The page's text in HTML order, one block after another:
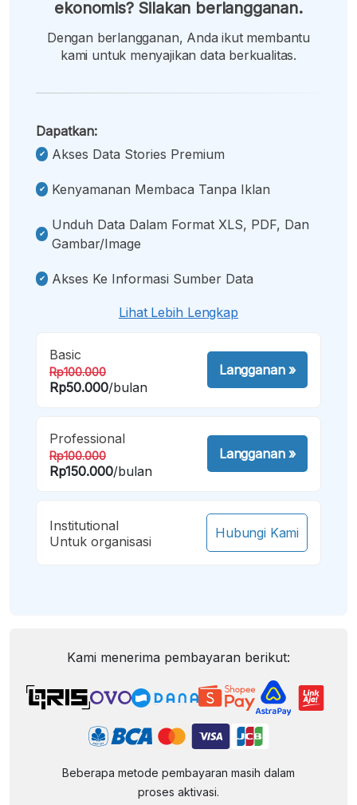
ekonomis? Silakan berlangganan.
Dengan berlangganan, Anda ikut membantu
kami untuk menyajikan data berkualitas.
Dapatkan:
Akses Data Stories Premium
Kenyamanan Membaca Tanpa Iklan
Unduh Data Dalam Format XLS, PDF, Dan
Gambar/image
Akses Ke Informasi Sumber Data
Lihat Lebih Lengkap
Basic
Rp100.000
Rp50.000/bulan
Langganan»
Professional
Rp100.000
Rp150.000/bulan
Langganan»
Institutional
Untuk organisasi
Hubungi Kami
Kami menerima pembayaran berikut:
Beberapa metode pembayaran masih dalam
proses aktivasi.